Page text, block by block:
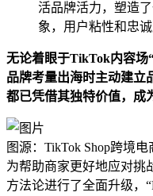
活品牌活力，塑造
象，用户粘性和忠诚
无论着眼于TikTok内容场
品牌考量出海时主动建立
都已凭借其独特价值，成
图源：TikTok Shop跨境电
为帮助商家更好地应对挑
方法论进行了全面升级，